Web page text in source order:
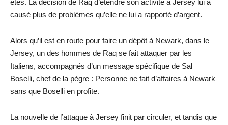
êtes. La décision de Raq d’étendre son activité à Jersey lui a
causé plus de problèmes qu’elle ne lui a rapporté d’argent.
Alors qu’il est en route pour faire un dépôt à Newark, dans le
Jersey, un des hommes de Raq se fait attaquer par les
Italiens, accompagnés d’un message spécifique de Sal
Boselli, chef de la pègre : Personne ne fait d’affaires à Newark
sans que Boselli en profite.
La nouvelle de l’attaque à Jersey finit par circuler, et tandis que